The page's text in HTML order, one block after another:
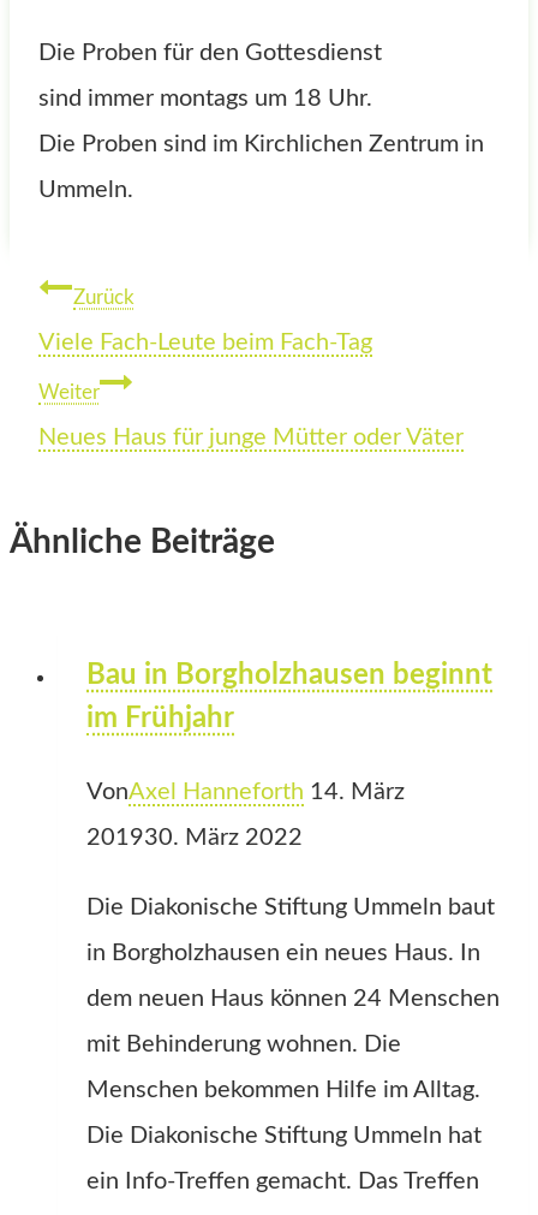
Die Proben für den Gottesdienst
sind immer montags um 18 Uhr.
Die Proben sind im Kirchlichen Zentrum in
Ummeln.
Beitragsnavigation
Zurück
Viele Fach-Leute beim Fach-Tag
Weiter
Neues Haus für junge Mütter oder Väter
Ähnliche Beiträge
Bau in Borgholzhausen beginnt
im Frühjahr
VonAxel Hanneforth 14. März
201930. März 2022
Die Diakonische Stiftung Ummeln baut
in Borgholzhausen ein neues Haus. In
dem neuen Haus können 24 Menschen
mit Behinderung wohnen. Die
Menschen bekommen Hilfe im Alltag.
Die Diakonische Stiftung Ummeln hat
ein Info-Treffen gemacht. Das Treffen